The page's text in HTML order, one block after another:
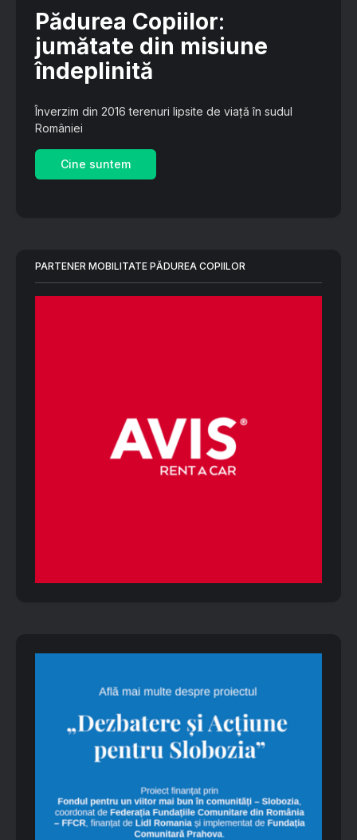
Pădurea Copiilor:
jumătate din misiune
îndeplinită
Înverzim din 2016 terenuri lipsite de viață în sudul
României
Cine suntem
PARTENER MOBILITATE PĂDUREA COPIILOR